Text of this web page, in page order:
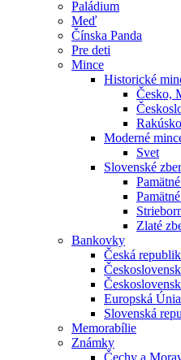
Paládium
Meď
Čínska Panda
Pre deti
Mince
Historické
Česko,
Moderné
Svet
Slovenské
Zlaté
Bankovky
Česká
Europská Únia
Slovenská
Memorabílie
Známky
Čechy a